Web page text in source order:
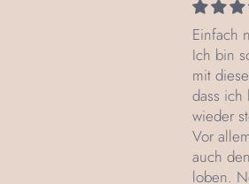
Einfach
Ich bin
mit
dass ich
wieder
Vor
auch
loben.